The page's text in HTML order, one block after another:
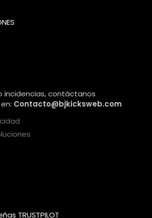
garantizando una compra 100%
incidencias, contáctanos
Contacto@bjkicksweb.com
TRUSTPILOT